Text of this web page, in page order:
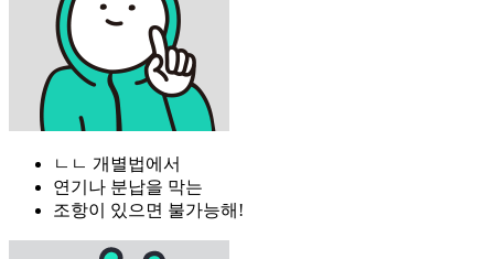
ㄴㄴ 개별법에서
연기나 분납을 막는
조항이 있으면 불가능해!